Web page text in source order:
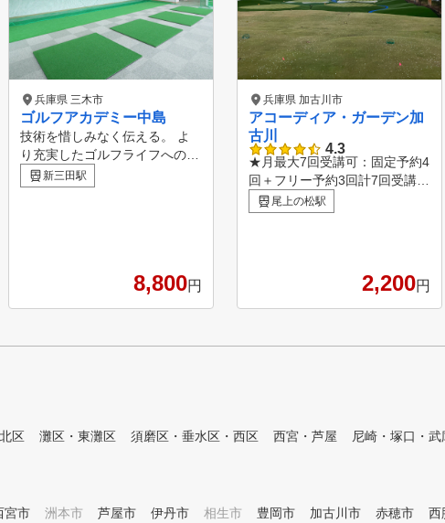
（※2024年11月22日
にランクインいたし
にカルテ
兵庫県 三木市
ゴルフアカデミー中島
技術を惜しみなく伝える。 よ
り充実したゴルフライフへのお
手伝い。 さらなるレベルアッ
プへのサポート。 花屋敷ゴル
ースでのラウンドレッスンもお
新三田駅
8,800円
兵庫県 加古川市
アコーディア・ガーデン加
古川
4.3
★月最大7回受講可：固定予約4
回＋フリー予約3回計7回受講し
ていただけます。★手ぶらで受
講可：無料レンタルクラブ・シ
実：より実践的スキルが身に付
きます。★毎日開校：多忙なビ
す。
尾上の松駅
2,200円
区 灘区・東灘区 須磨区・垂水区・西区 西宮・芦屋 尼崎・塚口・武
宮市 洲本市 芦屋市 伊丹市 相生市 豊岡市 加古川市 赤穂市 西